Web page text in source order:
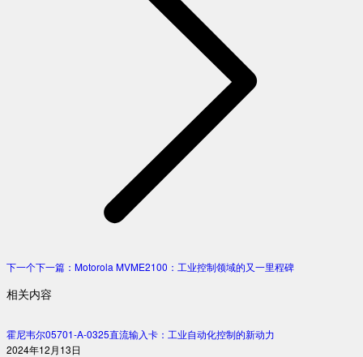
下一个下一篇： Motorola MVME2100：工业控制领域的又一里程碑
相关内容
霍尼韦尔05701-A-0325直流输入卡：工业自动化控制的新动力
2024年12月13日